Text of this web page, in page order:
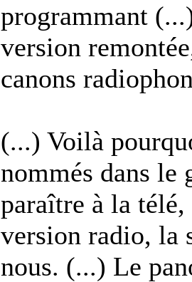
programmant
version
canons
(...) Voilà
nommés dans le
paraître à la
version radio, la
nous. (...) Le